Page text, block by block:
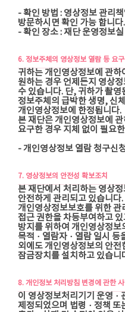
- 확인 방법 : 영상정보 관리
방문하시면 확인 가능 합니다.
- 확인 장소 : 재단 운영정보실
6. 정보주체의 영상정보 열람 등 요구
귀하는 개인영상정보에 관하
원하는 경우 언제든지 영상
수 있습니다. 단, 귀하가 촬영
정보주체의 급박한 생명, 신
개인영상정보에 한정됩니다.
본 재단은 개인영상정보에
요구한 경우 지체 없이 필요
- 개인영상정보 열람 청구신
7. 영상정보의 안전성 확보조치
본 재단에서 처리하는 영상
안전하게 관리되고 있습니다
개인영상정보보호를 위한
접근 권한을 차등부여하고
방지를 위하여 개인영상정
목적ㆍ열람자ㆍ열람 일시 등
외에도 개인영상정보의 안전
잠금장치를 설치하고 있습니
8. 개인정보 처리방침 변경에 관한
이 영상정보처리기기 운영ㆍ
제정되었으며 법령ㆍ정책 또